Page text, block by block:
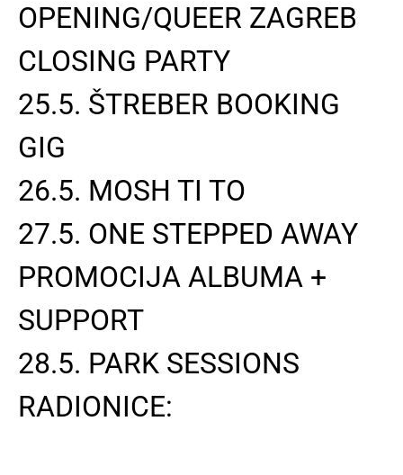
OPENING/QUEER ZAGREB
CLOSING PARTY
25.5. ŠTREBER BOOKING
GIG
26.5. MOSH TI TO
27.5. ONE STEPPED AWAY
PROMOCIJA ALBUMA +
SUPPORT
28.5. PARK SESSIONS
RADIONICE: